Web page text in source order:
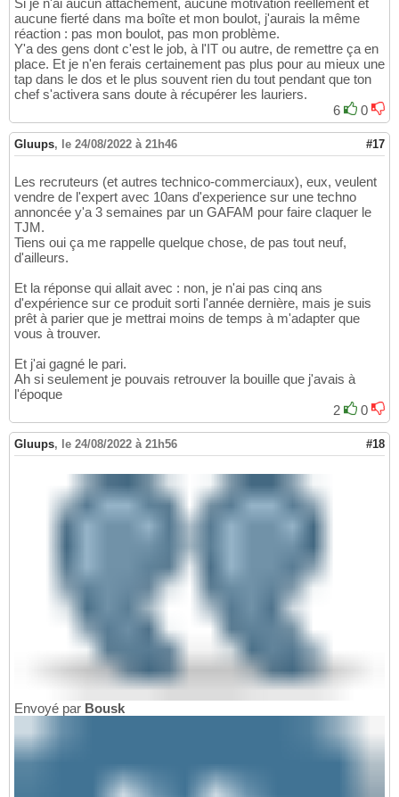
aucune fierté dans ma boîte et mon boulot, j'aurais la même
réaction : pas mon boulot, pas mon problème.
Y'a des gens dont c'est le job, à l'IT ou autre, de remettre ça en
place. Et je n'en ferais certainement pas plus pour au mieux une
tap dans le dos et le plus souvent rien du tout pendant que ton
chef s'activera sans doute à récupérer les lauriers.
6
0
Gluups, le 24/08/2022 à 21h46 #17
Les recruteurs (et autres technico-commerciaux), eux, veulent
vendre de l'expert avec 10ans d'experience sur une techno
annoncée y'a 3 semaines par un GAFAM pour faire claquer le
TJM.
Tiens oui ça me rappelle quelque chose, de pas tout neuf,
d'ailleurs.
Et la réponse qui allait avec : non, je n'ai pas cinq ans
d'expérience sur ce produit sorti l'année dernière, mais je suis
prêt à parier que je mettrai moins de temps à m'adapter que
vous à trouver.
Et j'ai gagné le pari.
Ah si seulement je pouvais retrouver la bouille que j'avais à
l'époque
2
0
Gluups, le 24/08/2022 à 21h56 #18
Envoyé par Bousk